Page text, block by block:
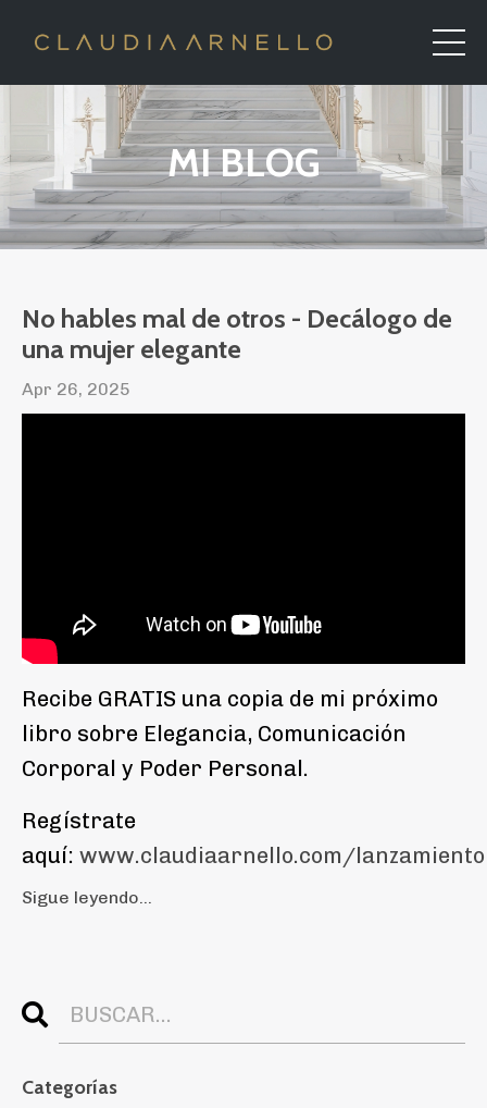
MI BLOG
No hables mal de otros - Decálogo de
una mujer elegante
Apr 26, 2025
Recibe GRATIS una copia de mi próximo
libro sobre Elegancia, Comunicación
Corporal y Poder Personal.
Regístrate
aquí: www.claudiaarnello.com/lanzamiento
Sigue leyendo...
Categorías